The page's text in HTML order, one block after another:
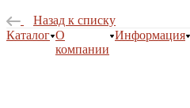
Назад к списку
Каталог О
компании
Информация